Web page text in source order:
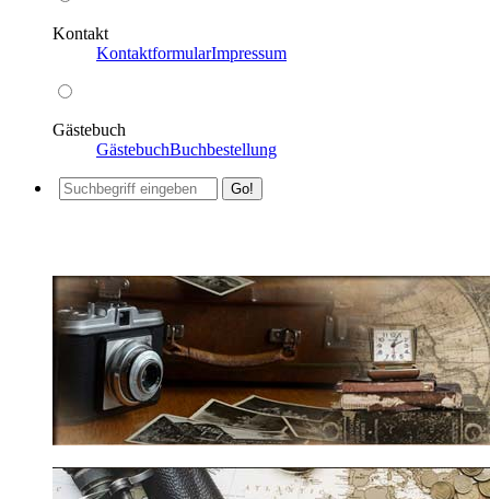
Kontakt
KontaktformularImpressum
Gästebuch
GästebuchBuchbestellung